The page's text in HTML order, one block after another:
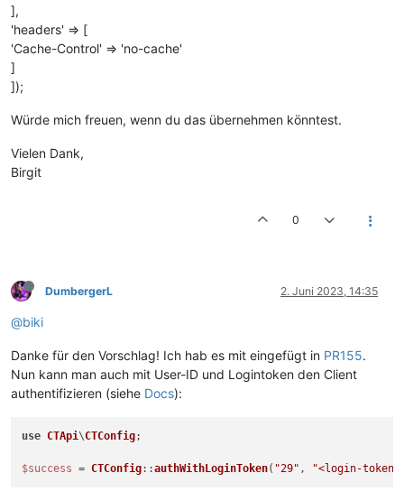
],
'headers' => [
'Cache-Control' => 'no-cache'
]
]);
Würde mich freuen, wenn du das übernehmen könntest.
Vielen Dank,
Birgit
0
DumbergerL 2. Juni 2023, 14:35
@biki
Danke für den Vorschlag! Ich hab es mit eingefügt in PR155.
Nun kann man auch mit User-ID und Logintoken den Client
authentifizieren (siehe Docs):
use CTApi\CTConfig;
$success = CTConfig::authWithLoginToken( "29" , "<login-